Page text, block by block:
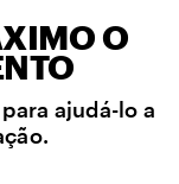
O
ajudá-lo a